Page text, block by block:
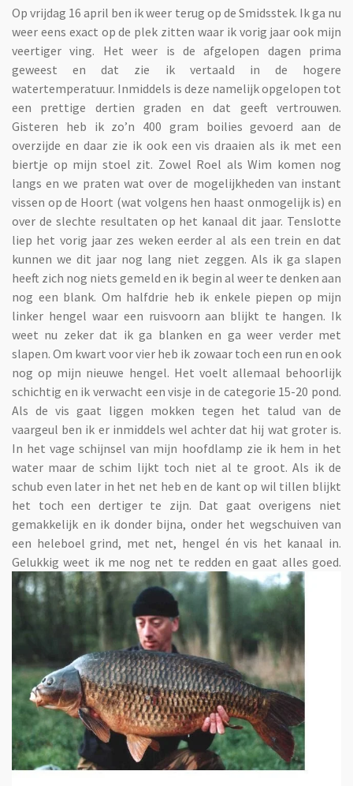
Op vrijdag 16 april ben ik weer terug op de Smidsstek. Ik ga nu
weer eens exact op de plek zitten waar ik vorig jaar ook mijn
veertiger ving. Het weer is de afgelopen dagen prima
geweest en dat zie ik vertaald in de hogere
watertemperatuur. Inmiddels is deze namelijk opgelopen tot
een prettige dertien graden en dat geeft vertrouwen.
Gisteren heb ik zo’n 400 gram boilies gevoerd aan de
overzijde en daar zie ik ook een vis draaien als ik met een
biertje op mijn stoel zit. Zowel Roel als Wim komen nog
langs en we praten wat over de mogelijkheden van instant
vissen op de Hoort (wat volgens hen haast onmogelijk is) en
over de slechte resultaten op het kanaal dit jaar. Tenslotte
liep het vorig jaar zes weken eerder al als een trein en dat
kunnen we dit jaar nog lang niet zeggen. Als ik ga slapen
heeft zich nog niets gemeld en ik begin al weer te denken aan
nog een blank. Om halfdrie heb ik enkele piepen op mijn
linker hengel waar een ruisvoorn aan blijkt te hangen. Ik
weet nu zeker dat ik ga blanken en ga weer verder met
slapen. Om kwart voor vier heb ik zowaar toch een run en ook
nog op mijn nieuwe hengel. Het voelt allemaal behoorlijk
schichtig en ik verwacht een visje in de categorie 15-20 pond.
Als de vis gaat liggen mokken tegen het talud van de
vaargeul ben ik er inmiddels wel achter dat hij wat groter is.
In het vage schijnsel van mijn hoofdlamp zie ik hem in het
water maar de schim lijkt toch niet al te groot. Als ik de
schub even later in het net heb en de kant op wil tillen blijkt
het toch een dertiger te zijn. Dat gaat overigens niet
gemakkelijk en ik donder bijna, onder het wegschuiven van
een heleboel grind, met net, hengel én vis het kanaal in.
Gelukkig weet ik me nog net te redden en gaat alles goed.